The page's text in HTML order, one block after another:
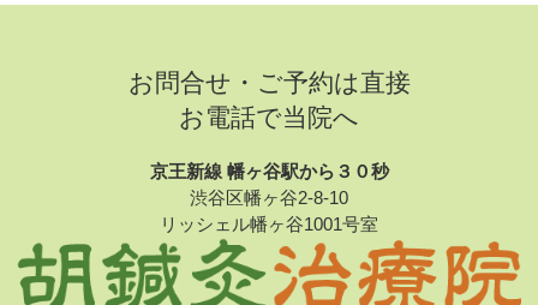
お問合せ・ご予約は直接
お電話で当院へ
京王新線 幡ヶ谷駅から３０秒
渋谷区幡ヶ谷2-8-10
リッシェル幡ヶ谷1001号室